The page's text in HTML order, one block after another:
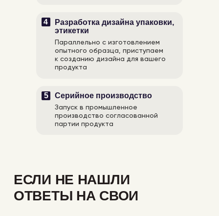
Разработка дизайна упаковки,
этикетки
Параллельно с изготовлением
опытного образца, приступаем
к созданию дизайна для вашего
продукта
4
Серийное производство
Запуск в промышленное
производство согласованной
партии продукта
5